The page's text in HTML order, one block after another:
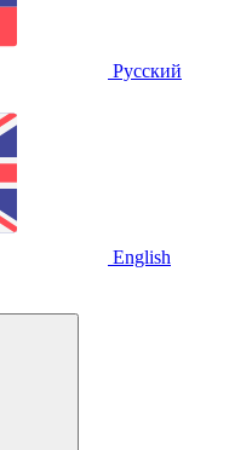
Русский
English